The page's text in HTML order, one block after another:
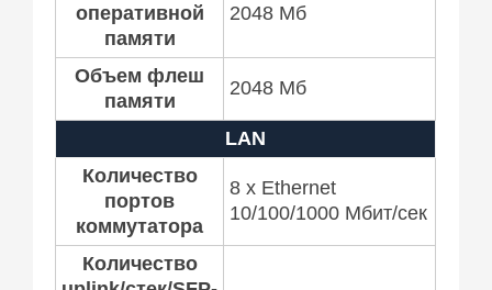
оперативной
памяти
2048 Мб
Объем флеш
памяти
2048 Мб
LAN
Количество
портов
коммутатора
8 x Ethernet
10/100/1000 Мбит/сек
Количество